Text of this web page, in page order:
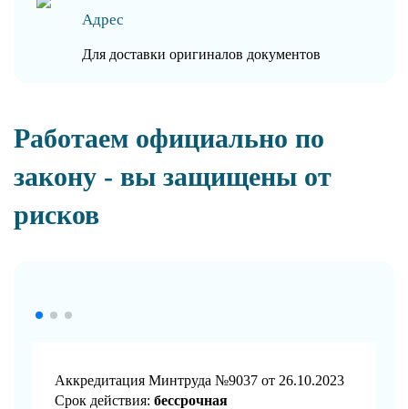
Адрес
Для доставки оригиналов документов
Работаем официально по
закону - вы защищены от
рисков
Аккредитация Минтруда №9037 от 26.10.2023
Срок действия: бессрочная